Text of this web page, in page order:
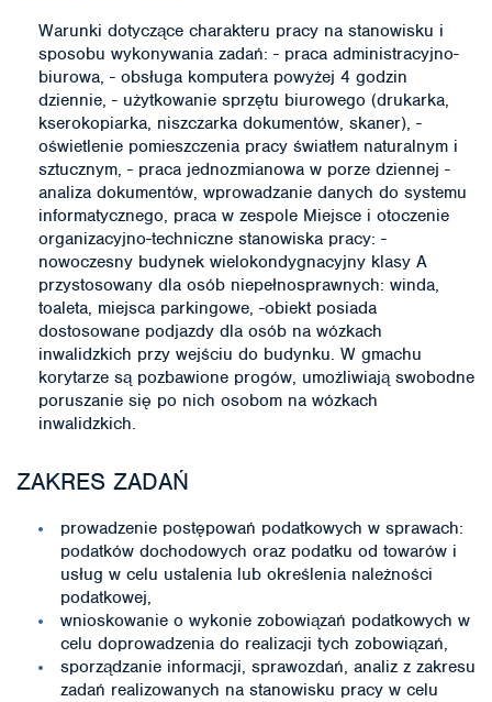
Warunki dotyczące charakteru pracy na stanowisku i
sposobu wykonywania zadań: - praca administracyjno-
biurowa, - obsługa komputera powyżej 4 godzin
dziennie, - użytkowanie sprzętu biurowego (drukarka,
kserokopiarka, niszczarka dokumentów, skaner), -
oświetlenie pomieszczenia pracy światłem naturalnym i
sztucznym, - praca jednozmianowa w porze dziennej -
analiza dokumentów, wprowadzanie danych do systemu
informatycznego, praca w zespole Miejsce i otoczenie
organizacyjno-techniczne stanowiska pracy: -
nowoczesny budynek wielokondygnacyjny klasy A
przystosowany dla osób niepełnosprawnych: winda,
toaleta, miejsca parkingowe, -obiekt posiada
dostosowane podjazdy dla osób na wózkach
inwalidzkich przy wejściu do budynku. W gmachu
korytarze są pozbawione progów, umożliwiają swobodne
poruszanie się po nich osobom na wózkach
inwalidzkich.
ZAKRES ZADAŃ
prowadzenie postępowań podatkowych w sprawach:
podatków dochodowych oraz podatku od towarów i
usług w celu ustalenia lub określenia należności
podatkowej,
wnioskowanie o wykonie zobowiązań podatkowych w
celu doprowadzenia do realizacji tych zobowiązań,
sporządzanie informacji, sprawozdań, analiz z zakresu
zadań realizowanych na stanowisku pracy w celu